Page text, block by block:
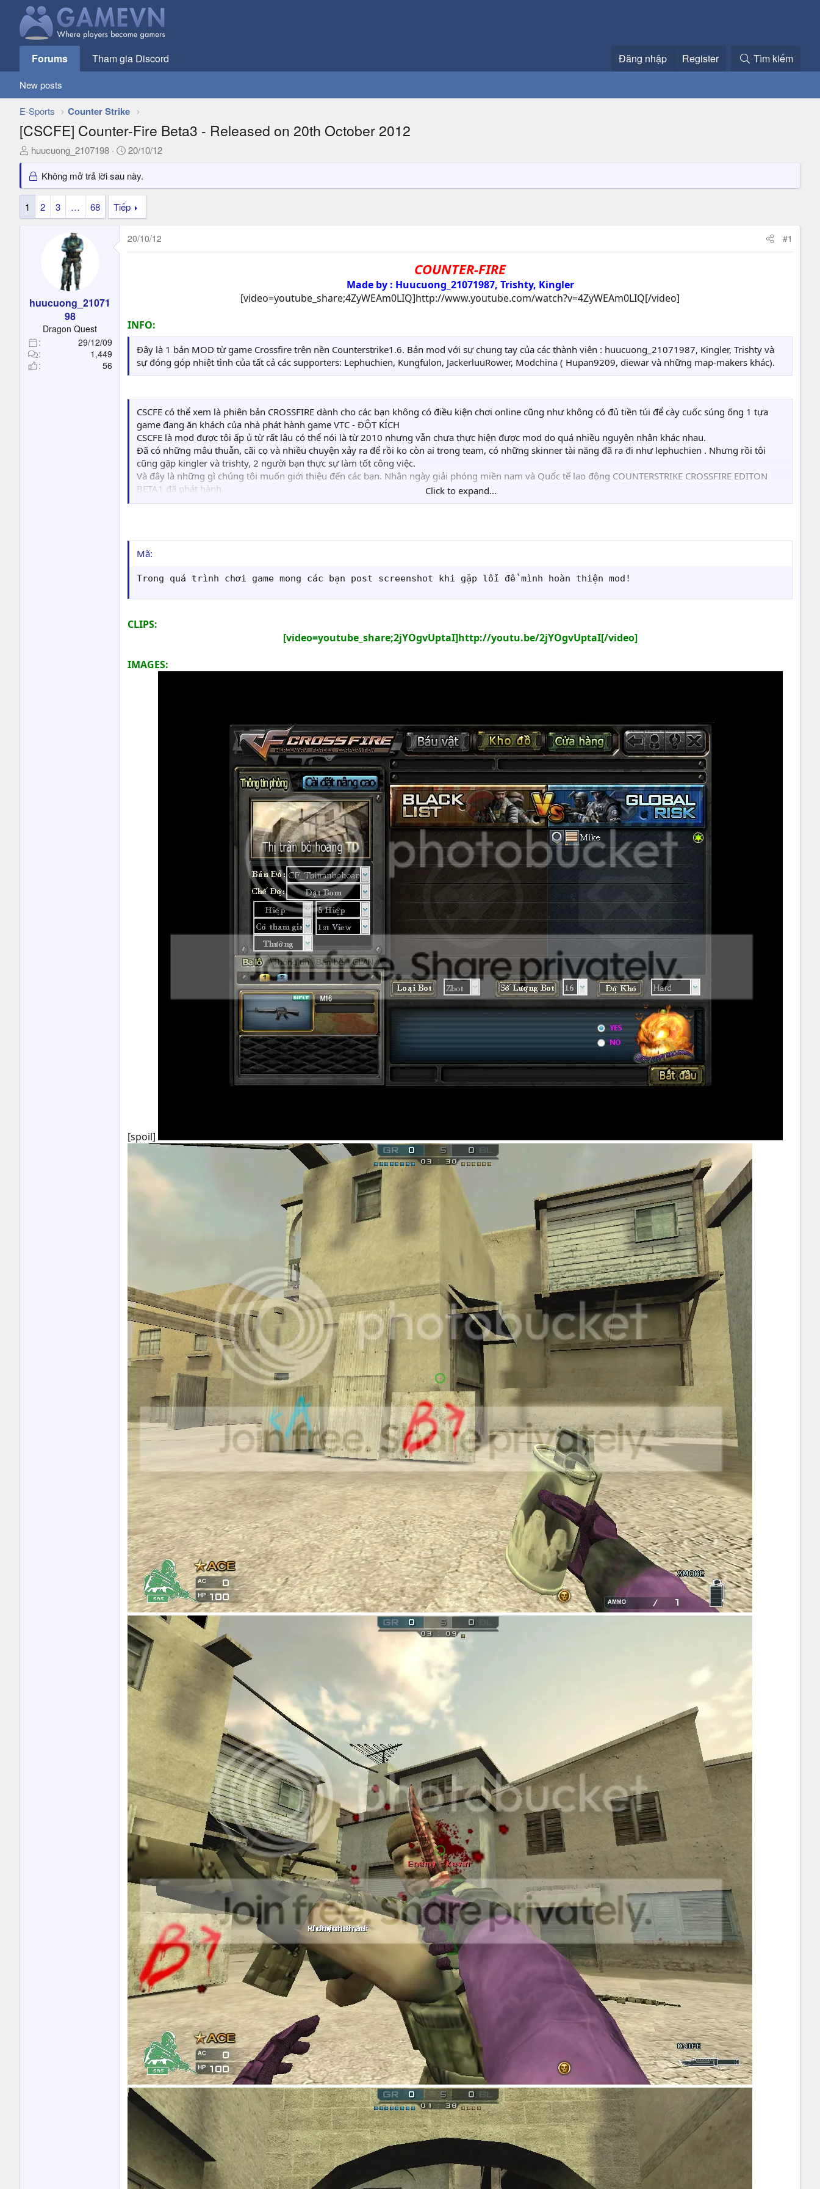
Forums Tham gia Discord Đăng nhập Register Tìm kiếm
New posts
E-Sports Counter Strike
[CSCFE] Counter-Fire Beta3 - Released on 20th October 2012
T
r
e
r
huucuong_2107198
N
à
y
ử
i
20/10/12
Không mở trả lời sau này.
1 2 3 … 68 Tiếp
huucuong_21071
98
Dragon Quest
29/12/09
1,449
56
20/10/12 #1
COUNTER-FIRE
Made by : Huucuong_21071987, Trishty, Kingler​
[video=youtube_share;4ZyWEAm0LIQ]http://www.youtube.com/watch?v=4ZyWEAm0LIQ[/video]​
INFO:
Đây là 1 bản MOD từ game Crossfire trên nền Counterstrike1.6. Bản mod với sự chung tay của các thành viên : huucuong_21071987, Kingler, Trishty và
sự đóng góp nhiệt tình của tất cả các supporters: Lephuchien, Kungfulon, JackerluuRower, Modchina ( Hupan9209, diewar và những map-makers khác).
CSCFE có thể xem là phiên bản CROSSFIRE dành cho các bạn không có điều kiện chơi online cũng như không có đủ tiền túi để cày cuốc súng ống 1 tựa
game đang ăn khách của nhà phát hành game VTC - ĐỘT KÍCH
CSCFE là mod được tôi ấp ủ từ rất lâu có thể nói là từ 2010 nhưng vẫn chưa thực hiện được mod do quá nhiều nguyên nhân khác nhau.
Đã có những mâu thuẫn, cãi cọ và nhiều chuyện xảy ra để rồi ko còn ai trong team, có những skinner tài năng đã ra đi như lephuchien . Nhưng rồi tôi
cũng gặp kingler và trishty, 2 người bạn thực sự làm tốt công việc.
Và đây là những gì chúng tôi muốn giới thiệu đến các bạn. Nhân ngày giải phóng miền nam và Quốc tế lao động COUNTERSTRIKE CROSSFIRE EDITON
BETA1 đã phát hành.
Nhằm dịp mừng lễ 20-10 và 31-10, sau 5 tháng kể từ khi beta1 phát hành thì cuối cùng COUNTER-FIRE BETA3 đã ra lò
Click to expand...
Mã:
Trong quá trình chơi game mong các bạn post screenshot khi gặp lỗi để mình hoàn thiện mod!
CLIPS:
[video=youtube_share;2jYOgvUptaI]http://youtu.be/2jYOgvUptaI[/video]​
IMAGES:
[spoil]